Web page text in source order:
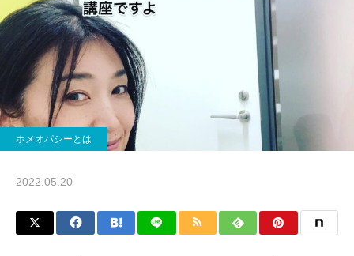
ホメオパシー
夏休み…疲れ切っているお
母さんへ
ホメオパシー
菌だけでは説明できな
がある～同じ環境で感
ホメオパシーとは
2022.05.20